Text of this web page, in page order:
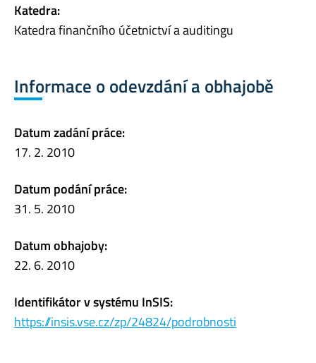
Katedra:
Katedra finančního účetnictví a auditingu
Informace o odevzdání a obhajobě
Datum zadání práce:
17. 2. 2010
Datum podání práce:
31. 5. 2010
Datum obhajoby:
22. 6. 2010
Identifikátor v systému InSIS:
https://insis.vse.cz/zp/24824/podrobnosti